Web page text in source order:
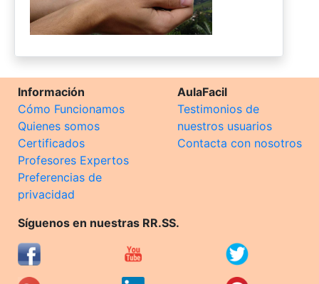
Información
Cómo Funcionamos
Quienes somos
Certificados
Profesores Expertos
Preferencias de
privacidad
AulaFacil
Testimonios de
nuestros usuarios
Contacta con nosotros
Síguenos en nuestras RR.SS.